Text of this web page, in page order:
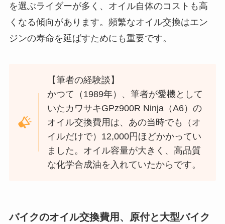
を選ぶライダーが多く、オイル自体のコストも高
くなる傾向があります。頻繁なオイル交換はエン
ジンの寿命を延ばすためにも重要です。
【筆者の経験談】
かつて（1989年）、筆者が愛機として
いたカワサキGPz900R Ninja（A6）の
オイル交換費用は、あの当時でも（オ
イルだけで）12,000円ほどかかってい
ました。オイル容量が大きく、高品質
な化学合成油を入れていたからです。
バイクのオイル交換費用、原付と大型バイク